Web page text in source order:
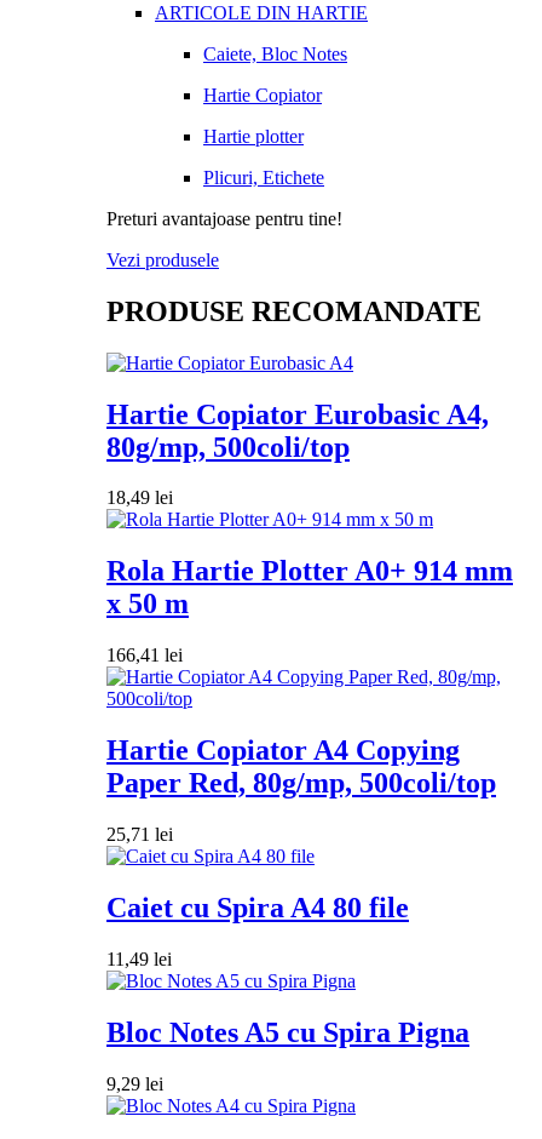
ARTICOLE DIN HARTIE
Caiete, Bloc Notes
Hartie Copiator
Hartie plotter
Plicuri, Etichete
Preturi avantajoase pentru tine!
Vezi produsele
PRODUSE RECOMANDATE
Hartie Copiator Eurobasic A4,
80g/mp, 500coli/top
18,49 lei
Rola Hartie Plotter A0+ 914 mm
x 50 m
166,41 lei
Hartie Copiator A4 Copying
Paper Red, 80g/mp, 500coli/top
25,71 lei
Caiet cu Spira A4 80 file
11,49 lei
Bloc Notes A5 cu Spira Pigna
9,29 lei